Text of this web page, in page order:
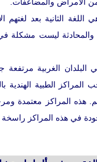
اللغة الثانية بعد لغتهم
والمحادثة ليست مشكلة
البلدان الغربية
المراكز الطبية الهندية
هذه المراكز معتمدة
في هذه المراكز راسخة